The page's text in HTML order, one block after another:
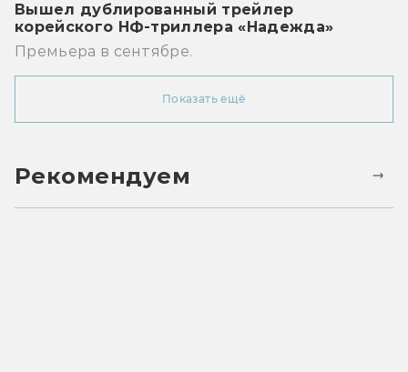
Вышел дублированный трейлер
корейского НФ-триллера «Надежда»
Премьера в сентябре.
Показать ещё
Рекомендуем